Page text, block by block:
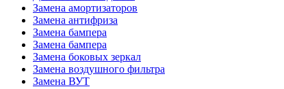
Замена амортизаторов
Замена антифриза
Замена бампера
Замена бампера
Замена боковых зеркал
Замена воздушного фильтра
Замена ВУТ